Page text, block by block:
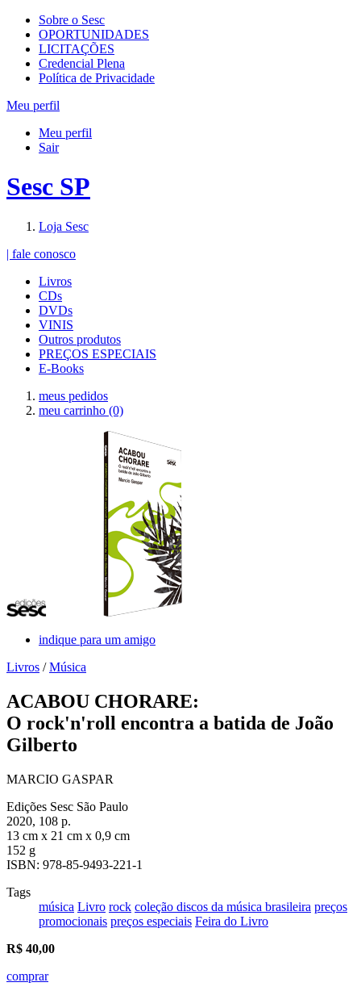
Sobre o Sesc
OPORTUNIDADES
LICITAÇÕES
Credencial Plena
Política de Privacidade
Meu perfil
Meu perfil
Sair
Sesc SP
Loja Sesc
| fale conosco
Livros
CDs
DVDs
VINIS
Outros produtos
PREÇOS ESPECIAIS
E-Books
meus pedidos
meu carrinho (0)
indique para um amigo
Livros /Música
ACABOU CHORARE:
O rock'n'roll encontra a batida de João
Gilberto
MARCIO GASPAR
Edições Sesc São Paulo
2020, 108 p.
13 cm x 21 cm x 0,9 cm
152 g
ISBN: 978-85-9493-221-1
Tags
música Livro rock coleção discos da música brasileira preços
promocionais preços especiais Feira do Livro
R$ 40,00
comprar